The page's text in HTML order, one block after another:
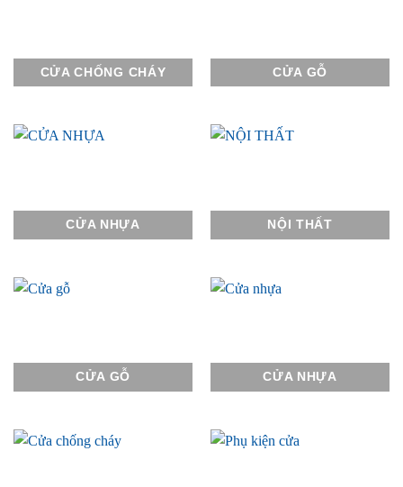
CỬA CHỐNG CHÁY CỬA GỖ
CỬA NHỰA NỘI THẤT
CỬA GỖ CỬA NHỰA